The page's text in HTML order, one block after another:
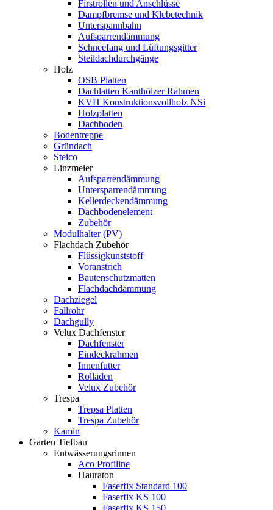
Firstrollen und Anschlüsse
Dampfbremse und Klebetechnik
Unterspannbahn
Aufsparrendämmung
Schneefang und Lüftungsgitter
Steildachdurchgänge
Holz
OSB Platten
Dachlatten Kanthölzer Rahmen
KVH Konstruktionsvollholz NSi
Holzplatten
Dachboden
Bodentreppe
Gründach
Steico
Linzmeier
Aufsparrendämmung
Untersparrendämmung
Kellerdeckendämmung
Dachbodenelement
Zubehör
Modulhalter (PV)
Flachdach Zubehör
Flüssigkunststoff
Voranstrich
Bautenschutzmatten
Flachdachdämmung
Dachziegel
Fallrohr
Dachgully
Velux Dachfenster
Dachfenster
Eindeckrahmen
Innenfutter
Rolläden
Velux Zubehör
Trespa
Trepsa Platten
Trespa Zubehör
Kamin
Garten Tiefbau
Entwässerungsrinnen
Aco Profiline
Hauraton
Faserfix Standard 100
Faserfix KS 100
Faserfix KS 150